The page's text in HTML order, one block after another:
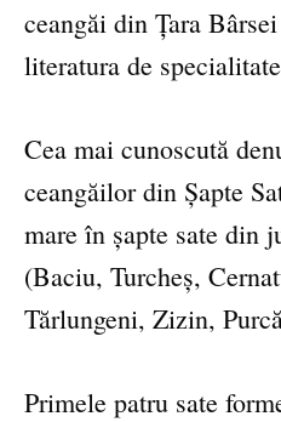
ceangăi din Țara
literatura de
Cea mai cunoscută
ceangăilor din Șapte
mare în șapte sate din
(Baciu, Turcheș,
Tărlungeni, Zizin,
Primele patru sate